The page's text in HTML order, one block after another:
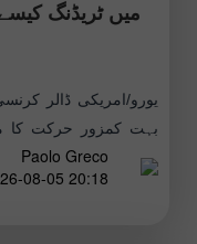
میں ٹریڈنگ
یورو/امریکی ڈالر
بہت کمزور حرکت کا
بغیر، مجموعی طور پر
Paolo Greco
20:18 2026-08-05 UTC+2